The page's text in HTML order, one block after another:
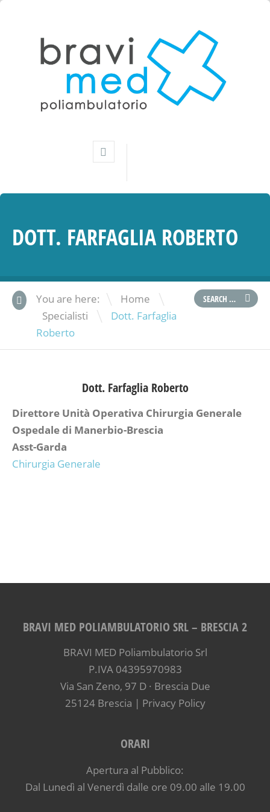
DOTT. FARFAGLIA ROBERTO
You are here: Home \
Specialisti \
Dott. Farfaglia
Roberto
Dott. Farfaglia Roberto
Direttore Unità Operativa Chirurgia Generale
Ospedale di Manerbio-Brescia
Asst-Garda
Chirurgia Generale
BRAVI MED POLIAMBULATORIO SRL – BRESCIA 2
BRAVI MED Poliambulatorio Srl
P.IVA 04395970983
Via San Zeno, 97 D · Brescia Due
25124 Brescia | Privacy Policy
ORARI
Apertura al Pubblico:
Dal Lunedì al Venerdì dalle ore 09.00 alle 19.00